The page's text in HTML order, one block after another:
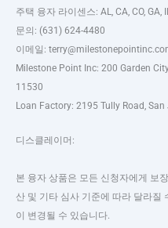
주택 융자 라이센스: AL, CA, CO, GA,
문의: (631) 624-4480
이메일:
Milestone Point Inc: 200 Garden
11530
Loan Factory: 2195 Tully Road,
디스클레이머:
본 융자 상품은 모든 신청자에게 보
산 및 기타 심사 기준에 따라 달라질
이 변경될 수 있습니다.